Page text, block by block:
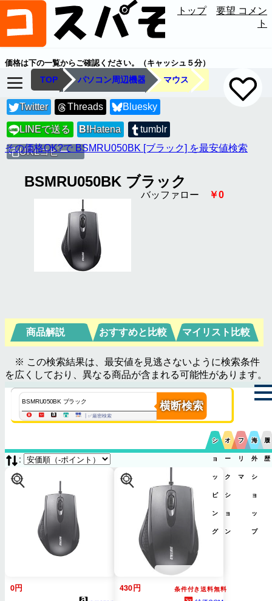
トップ
要望 コメン
ト
価格は下の一覧からご確認ください。（キャッシュ５分）
TOP パソコン周辺機器 マウス
Twitter Threads Bluesky
LINE LINEで送る B!Hatena tumblr
URLコピー
その価格OK?で BSMRU050BK [ブラック] を最安値検索
BSMRU050BK ブラック
バッファロー ￥0
商品解説 おすすめと比較 マイリスト比較
※ この検索結果は、最安値を見逃さないように検索条件
を広くしており、異なる商品が含まれる可能性があります。